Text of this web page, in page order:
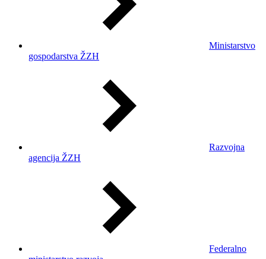
Ministarstvo
gospodarstva ŽZH
Razvojna
agencija ŽZH
Federalno